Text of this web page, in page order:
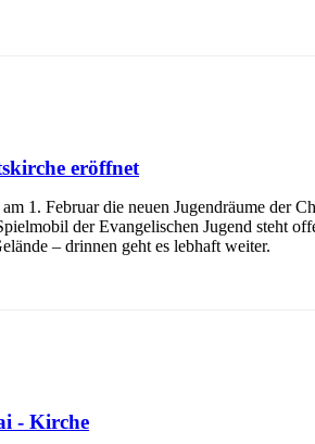
eröffnet
1. Februar die neuen Jugendräume der
der Evangelischen Jugend steht
– drinnen geht es lebhaft weiter.
- Kirche